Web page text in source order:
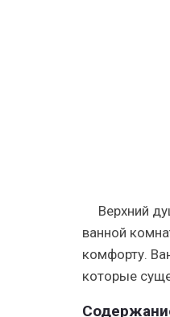
Верхний
ванной
комфорту.
которые